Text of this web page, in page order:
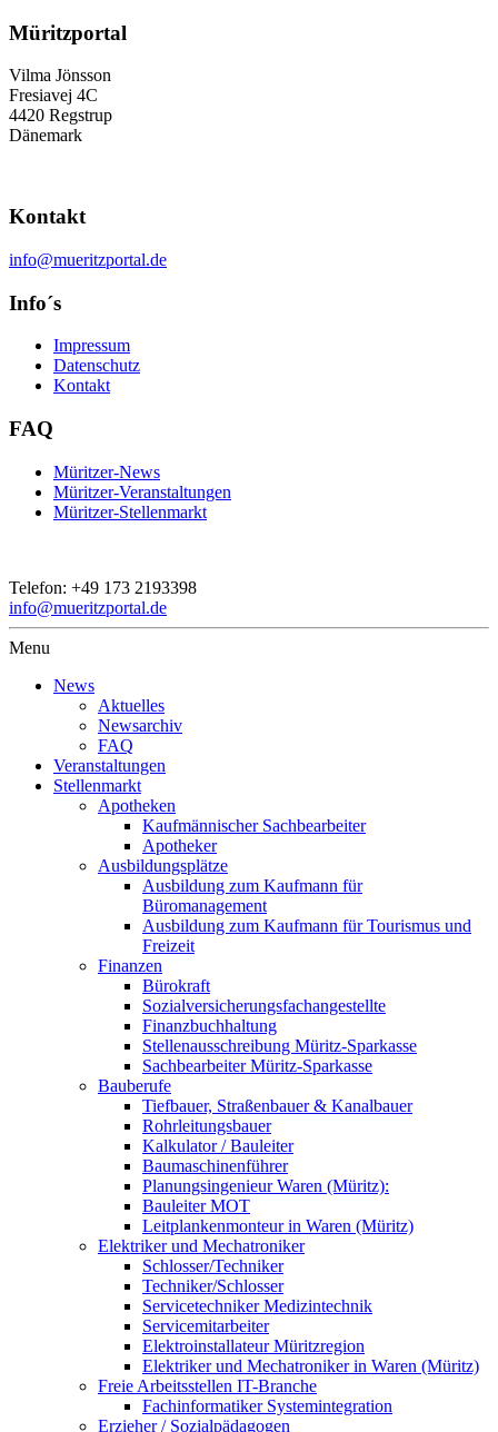
Müritzportal
Vilma Jönsson
Fresiavej 4C
4420 Regstrup
Dänemark
Kontakt
info@mueritzportal.de
Info´s
Impressum
Datenschutz
Kontakt
FAQ
Müritzer-News
Müritzer-Veranstaltungen
Müritzer-Stellenmarkt
Telefon: +49 173 2193398
info@mueritzportal.de
Menu
News
Aktuelles
Newsarchiv
FAQ
Veranstaltungen
Stellenmarkt
Apotheken
Kaufmännischer Sachbearbeiter
Apotheker
Ausbildungsplätze
Ausbildung zum Kaufmann für
Büromanagement
Ausbildung zum Kaufmann für Tourismus und
Freizeit
Finanzen
Bürokraft
Sozialversicherungsfachangestellte
Finanzbuchhaltung
Stellenausschreibung Müritz-Sparkasse
Sachbearbeiter Müritz-Sparkasse
Bauberufe
Tiefbauer, Straßenbauer & Kanalbauer
Rohrleitungsbauer
Kalkulator / Bauleiter
Baumaschinenführer
Planungsingenieur Waren (Müritz):
Bauleiter MOT
Leitplankenmonteur in Waren (Müritz)
Elektriker und Mechatroniker
Schlosser/Techniker
Techniker/Schlosser
Servicetechniker Medizintechnik
Servicemitarbeiter
Elektroinstallateur Müritzregion
Elektriker und Mechatroniker in Waren (Müritz)
Freie Arbeitsstellen IT-Branche
Fachinformatiker Systemintegration
Erzieher / Sozialpädagogen